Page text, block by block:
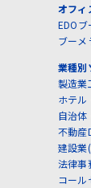
オフィ
EDOブ
ブーメ
業種別
製造業
ホテル
自治体
不動産
建設業
法律事
コール